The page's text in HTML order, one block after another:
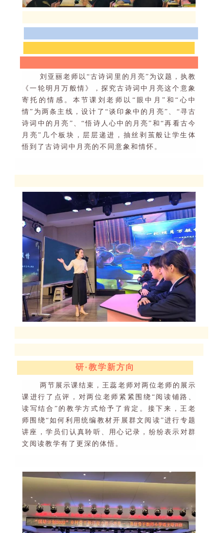
刘亚丽老师以“古诗词里的月亮” 为议题，执教
《一轮明月万般情》，探究古诗词中月亮这个意象
寄托的情感。本节课刘老师以 “ 眼中月” 和“ 心中
情” 为两条主线，设计了 “谈印象中的月亮” “寻古
诗词中的月亮 ” 、“悟诗人心中的月亮” 和 “再看古今
月亮” 几个板块，层层递进，抽丝剥茧般让学生体
悟到了古诗词中月亮的不同意象和情怀。
研· 教学新方向
两节展示课结束 ， 王蕊老师对两位老师的展示
课进行了点评，对两位老师紧紧围绕 “ 阅读铺路、
读写结合 ” 的教学方式给予了肯定。接下来，王老
师围绕“如何利用统编教材开展群文阅读”进行专题
讲座，学员们认真聆听、用心记录，纷纷表示对群
文阅读教学有了更深的体悟。